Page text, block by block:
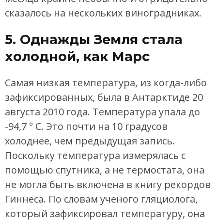
сказалось на нескольких виноградниках.
5. Однажды Земля стала
холодной, как Марс
Самая низкая температура, из когда-либо
зафиксированных, была в Антарктиде 20
августа 2010 года. Температура упала до
-94,7 ° C. Это почти на 10 градусов
холоднее, чем предыдущая запись.
Поскольку температура измерялась с
помощью спутника, а не термостата, она
не могла быть включена в книгу рекордов
Гиннеса. По словам ученого гляциолога,
который зафиксировал температуру, она